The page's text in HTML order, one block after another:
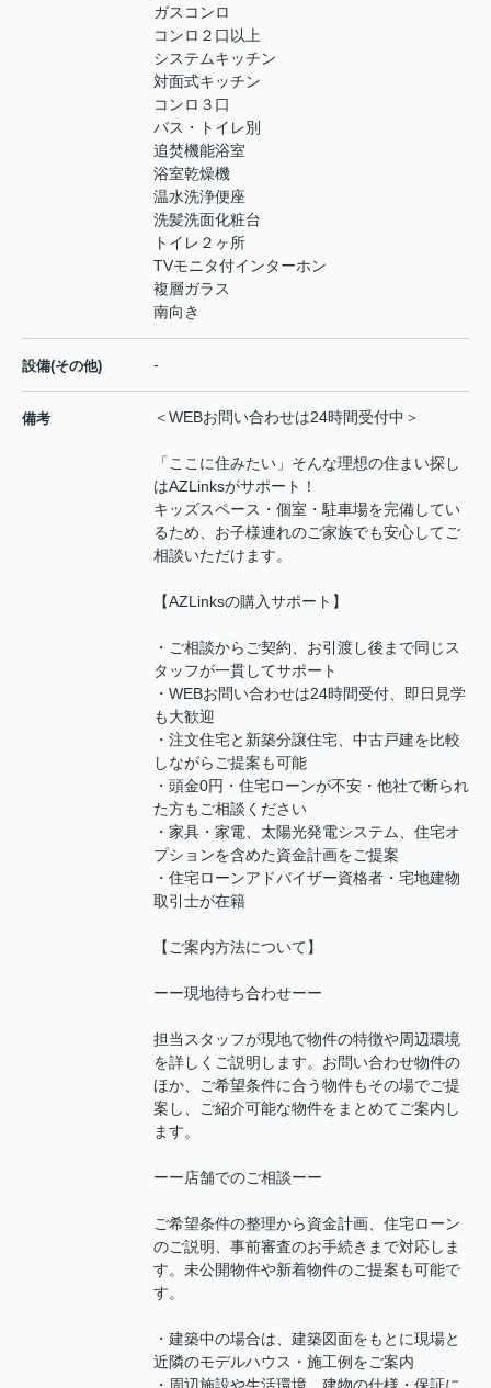
ガスコンロ
コンロ２口以上
システムキッチン
対面式キッチン
コンロ３口
バス・トイレ別
追焚機能浴室
浴室乾燥機
温水洗浄便座
洗髪洗面化粧台
トイレ２ヶ所
TVモニタ付インターホン
複層ガラス
南向き
設備(その他) -
備考 ＜WEBお問い合わせは24時間受付中＞
「ここに住みたい」そんな理想の住まい探し
はAZLinksがサポート！
キッズスペース・個室・駐車場を完備してい
るため、お子様連れのご家族でも安心してご
相談いただけます。
【AZLinksの購入サポート】
・ご相談からご契約、お引渡し後まで同じス
タッフが一貫してサポート
・WEBお問い合わせは24時間受付、即日見学
も大歓迎
・注文住宅と新築分譲住宅、中古戸建を比較
しながらご提案も可能
・頭金0円・住宅ローンが不安・他社で断られ
た方もご相談ください
・家具・家電、太陽光発電システム、住宅オ
プションを含めた資金計画をご提案
・住宅ローンアドバイザー資格者・宅地建物
取引士が在籍
【ご案内方法について】
ーー現地待ち合わせーー
担当スタッフが現地で物件の特徴や周辺環境
を詳しくご説明します。お問い合わせ物件の
ほか、ご希望条件に合う物件もその場でご提
案し、ご紹介可能な物件をまとめてご案内し
ます。
ーー店舗でのご相談ーー
ご希望条件の整理から資金計画、住宅ローン
のご説明、事前審査のお手続きまで対応しま
す。未公開物件や新着物件のご提案も可能で
す。
・建築中の場合は、建築図面をもとに現場と
近隣のモデルハウス・施工例をご案内